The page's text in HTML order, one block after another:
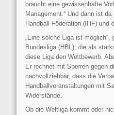
braucht eine gewissenhafte
Management.“ Und dann ist
Handball-Föderation (IHF) und
„Eine solche Liga ist
Bundesliga (HBL), die als
diese Liga den Wettbewerb.
Er rechnet mit Sperren gegen
nachvollziehbar, dass die
Handballveranstaltungen mit
Widerstände.
Ob die Weltliga kommt oder